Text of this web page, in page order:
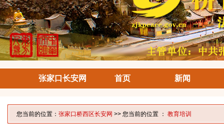
张家口长安网 首页 新闻
您当前的位置： 张家口桥西区长安网 >> 您当前的位置 ： 教育培训